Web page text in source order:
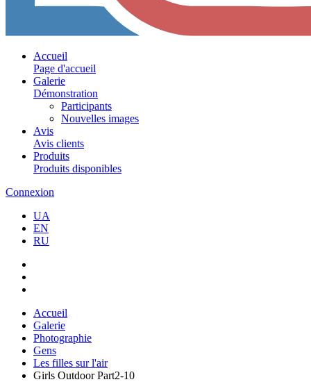
Accueil
Page d'accueil
Galerie
Démonstration
Participants
Nouvelles images
Avis
Avis clients
Produits
Produits disponibles
Connexion
UA
EN
RU
Accueil
Galerie
Photographie
Gens
Les filles sur l'air
Girls Outdoor Part2-10